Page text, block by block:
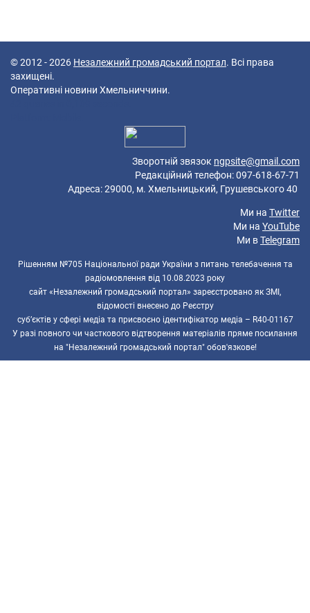
© 2012 - 2026 Незалежний громадський портал. Всі права
захищені.
Оперативні новини Хмельниччини.
Зворотній звязок ngpsite@gmail.com
Редакційний телефон: 097-618-67-71
Адреса: 29000, м. Хмельницький, Грушевського 40
Ми на Twitter
Ми на YouTube
Ми вTelegram
Рішенням №705 Національної ради України з питань телебачення та
радіомовлення від 10.08.2023 року
сайт «Незалежний громадський портал» зареєстровано як ЗМІ,
відомості внесено до Реєстру
суб’єктів у сфері медіа та присвоєно ідентифікатор медіа – R40-01167
У разі повного чи часткового відтворення матеріалів пряме посилання
на "Незалежний громадський портал" обов'язкове!